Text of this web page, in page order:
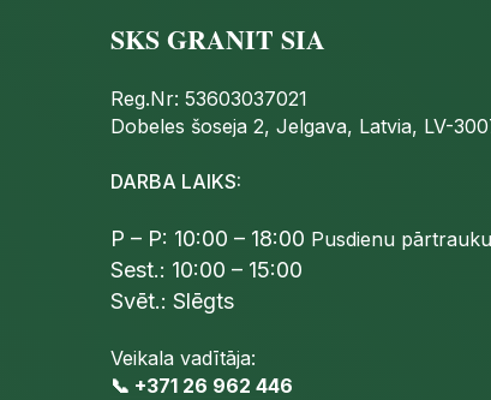
SKS GRANIT SIA
Reg.Nr: 53603037021
Dobeles šoseja 2, Jelgava, Latvia, LV-
DARBA LAIKS:
P – P: 10:00 – 18:00 Pusdienu
Sest.: 10:00 – 15:00
Svēt.: Slēgts
Veikala vadītāja:
📞 +371 26 962 446